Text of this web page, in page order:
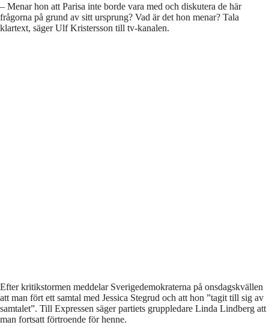
– Menar hon att Parisa inte borde vara med och diskutera de här
frågorna på grund av sitt ursprung? Vad är det hon menar? Tala
klartext, säger Ulf Kristersson till tv-kanalen.
Efter kritikstormen meddelar Sverigedemokraterna på onsdagskvällen
att man fört ett samtal med Jessica Stegrud och att hon ”tagit till sig av
samtalet”. Till Expressen säger partiets gruppledare Linda Lindberg att
man fortsatt förtroende för henne.